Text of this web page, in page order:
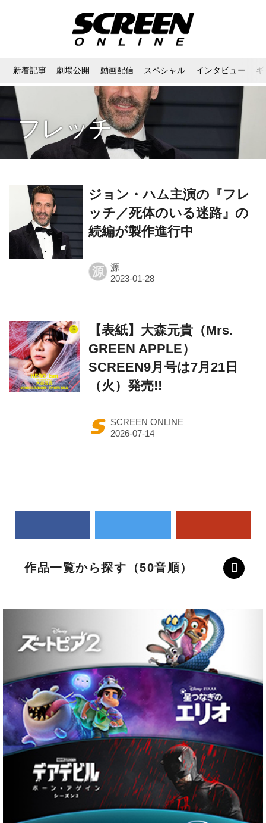
新着記事 劇場公開 動画配信 スペシャル インタビュー
フレッチ
ジョン・ハム主演の『フレ
ッチ／死体のいる迷路』の
続編が製作進行中
源 源
【表紙】大森元貴（Mrs.
GREEN APPLE）
SCREEN9月号は7月21日
（火）発売!!
SCREEN ONLINE
作品一覧から探す（50音順）